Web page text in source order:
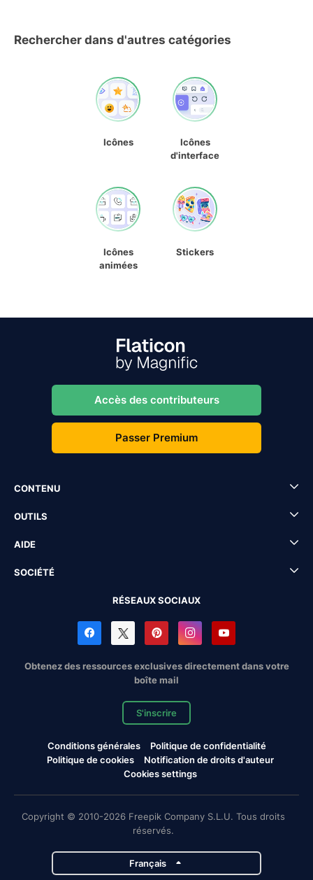
Rechercher dans d'autres catégories
Icônes
Icônes
d'interface
Icônes
animées
Stickers
Accès des contributeurs
Passer Premium
CONTENU
OUTILS
AIDE
SOCIÉTÉ
RÉSEAUX SOCIAUX
Obtenez des ressources exclusives directement dans votre
boîte mail
S'inscrire
Conditions générales
Politique de confidentialité
Politique de cookies
Notification de droits d'auteur
Cookies settings
Copyright © 2010-2026 Freepik Company S.L.U. Tous droits
réservés.
Français